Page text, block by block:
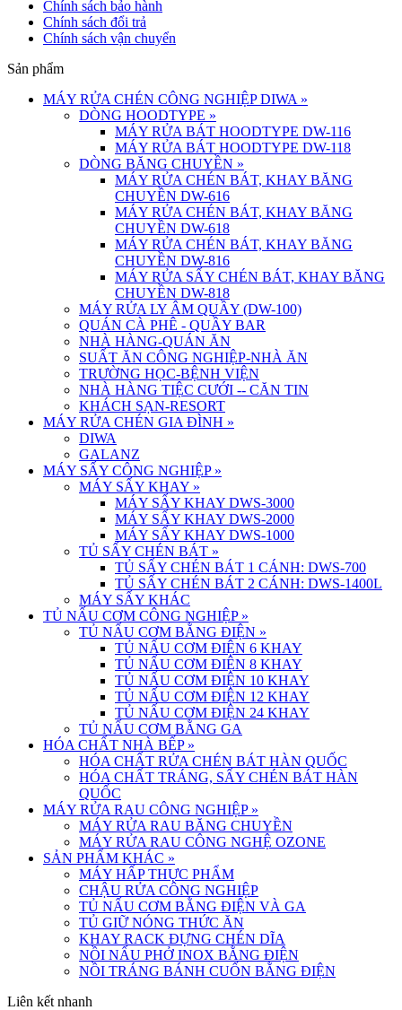
Chính sách bảo hành
Chính sách đổi trả
Chính sách vận chuyển
Sản phẩm
MÁY RỬA CHÉN CÔNG NGHIỆP DIWA »
DÒNG HOODTYPE »
MÁY RỬA BÁT HOODTYPE DW-116
MÁY RỬA BÁT HOODTYPE DW-118
DÒNG BĂNG CHUYỀN »
MÁY RỬA CHÉN BÁT, KHAY BĂNG
CHUYỀN DW-616
MÁY RỬA CHÉN BÁT, KHAY BĂNG
CHUYỀN DW-618
MÁY RỬA CHÉN BÁT, KHAY BĂNG
CHUYỀN DW-816
MÁY RỬA SẤY CHÉN BÁT, KHAY BĂNG
CHUYỀN DW-818
MÁY RỬA LY ÂM QUẦY (DW-100)
QUÁN CÀ PHÊ - QUẦY BAR
NHÀ HÀNG-QUÁN ĂN
SUẤT ĂN CÔNG NGHIỆP-NHÀ ĂN
TRƯỜNG HỌC-BỆNH VIỆN
NHÀ HÀNG TIỆC CƯỚI -- CĂN TIN
KHÁCH SẠN-RESORT
MÁY RỬA CHÉN GIA ĐÌNH »
DIWA
GALANZ
MÁY SẤY CÔNG NGHIỆP »
MÁY SẤY KHAY »
MÁY SẤY KHAY DWS-3000
MÁY SẤY KHAY DWS-2000
MÁY SẤY KHAY DWS-1000
TỦ SẤY CHÉN BÁT »
TỦ SẤY CHÉN BÁT 1 CÁNH: DWS-700
TỦ SẤY CHÉN BÁT 2 CÁNH: DWS-1400L
MÁY SẤY KHÁC
TỦ NẤU CƠM CÔNG NGHIỆP »
TỦ NẤU CƠM BẰNG ĐIỆN »
TỦ NẤU CƠM ĐIỆN 6 KHAY
TỦ NẤU CƠM ĐIỆN 8 KHAY
TỦ NẤU CƠM ĐIỆN 10 KHAY
TỦ NẤU CƠM ĐIỆN 12 KHAY
TỦ NẤU CƠM ĐIỆN 24 KHAY
TỦ NẤU CƠM BẰNG GA
HÓA CHẤT NHÀ BẾP »
HÓA CHẤT RỬA CHÉN BÁT HÀN QUỐC
HÓA CHẤT TRÁNG, SẤY CHÉN BÁT HÀN
QUỐC
MÁY RỬA RAU CÔNG NGHIỆP »
MÁY RỬA RAU BĂNG CHUYỀN
MÁY RỬA RAU CÔNG NGHỆ OZONE
SẢN PHẨM KHÁC »
MÁY HẤP THỰC PHẨM
CHẬU RỬA CÔNG NGHIỆP
TỦ NẤU CƠM BẰNG ĐIỆN VÀ GA
TỦ GIỮ NÓNG THỨC ĂN
KHAY RACK ĐỰNG CHÉN DĨA
NỒI NẤU PHỞ INOX BẰNG ĐIỆN
NỒI TRÁNG BÁNH CUỐN BẰNG ĐIỆN
Liên kết nhanh